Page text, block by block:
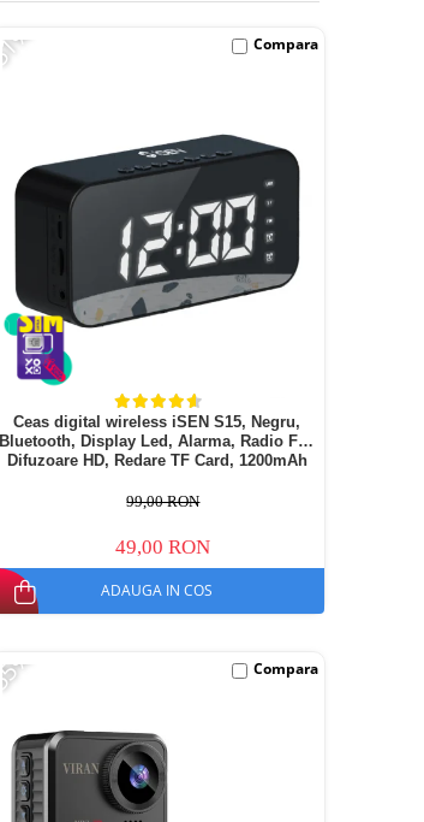
-51%
Ceas digital wireless iSEN S15, Negru,
Bluetooth, Display Led, Alarma, Radio FM,
Difuzoare HD, Redare TF Card, 1200mAh
99,00 RON
49,00 RON
ADAUGA IN COS
Compara
-55% Compara